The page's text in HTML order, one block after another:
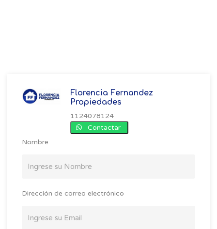
Florencia Fernandez
Propiedades
1124078124
Contactar
Nombre
Dirección de correo electrónico